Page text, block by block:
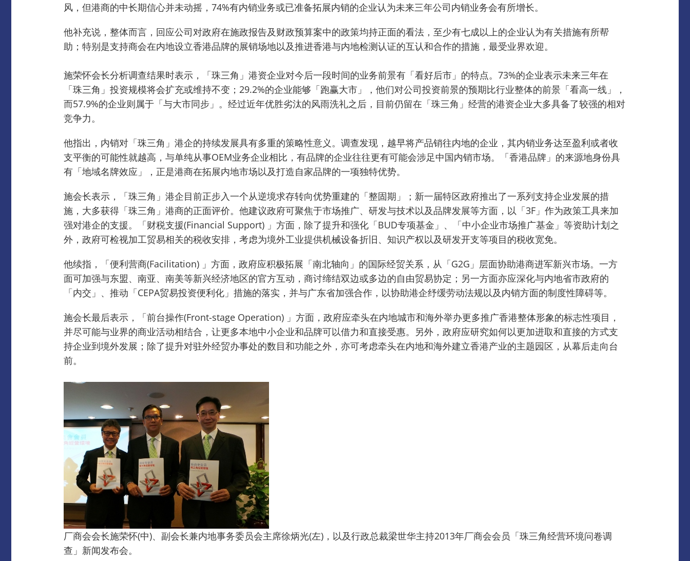
风，但港商的中长期信心并未动摇，74%有内销业务或已准备拓展内销的企业认为未来三年公司内销业务会有所增长。
他补充说，整体而言，回应公司对政府在施政报告及财政预算案中的政策均持正面的看法，至少有七成以上的企业认为有关措施有所帮
助；特别是支持商会在内地设立香港品牌的展销场地以及推进香港与内地检测认证的互认和合作的措施，最受业界欢迎。
施荣怀会长分析调查结果时表示，「珠三角」港资企业对今后一段时间的业务前景有「看好后市」的特点。 73%的企业表示未来三年在
「珠三角」投资规模将会扩充或维持不变；29.2%的企业能够「跑赢大市」，他们对公司投资前景的预期比行业整体的前景「看高一线」，
而57.9%的企业则属于「与大市同步」。 经过近年优胜劣汰的风雨洗礼之后，目前仍留在「珠三角」经营的港资企业大多具备了较强的相对
竞争力。
他指出，内销对「珠三角」港企的持续发展具有多重的策略性意义。 调查发现，越早将产品销往内地的企业，其内销业务达至盈利或者收
支平衡的可能性就越高，与单纯从事OEM业务企业相比，有品牌的企业往往更有可能会涉足中国内销市场。
「香港品牌」的来源地身份具
有「地域名牌效应」，正是港商在拓展内地市场以及打造自家品牌的一项独特优势。
施会长表示，「珠三角」港企目前正步入一个从逆境求存转向优势重建的「整固期」；新一届特区政府推出了一系列支持企业发展的措
施，大多获得「珠三角」港商的正面评价。 他建议政府可聚焦于市场推广、研发与技术以及品牌发展等方面，以「3F」作为政策工具来加
强对港企的支援。
「财税支援(Financial Support) 」方面，除了提升和强化「BUD专项基金」、「中小企业市场推广基金」等资助计划之
外，政府可检视加工贸易相关的税收安排，考虑为境外工业提供机械设备折旧、知识产权以及研发开支等项目的税收宽免。
他续指，「便利营商(Facilitation) 」方面，政府应积极拓展「南北轴向」的国际经贸关系，从「G2G」层面协助港商进军新兴市场。 一方
面可加强与东盟、南亚、南美等新兴经济地区的官方互动，商讨缔结双边或多边的自由贸易协定；另一方面亦应深化与内地省市政府的
「内交」、推动「CEPA贸易投资便利化」措施的落实，并与广东省加强合作，以协助港企纾缓劳动法规以及内销方面的制度性障碍等。
施会长最后表示，「前台操作(Front-stage Operation) 」方面，政府应牵头在内地城市和海外举办更多推广香港整体形象的标志性项目，
并尽可能与业界的商业活动相结合，让更多本地中小企业和品牌可以借力和直接受惠。 另外，政府应研究如何以更加进取和直接的方式支
持企业到境外发展；除了提升对驻外经贸办事处的数目和功能之外，亦可考虑牵头在内地和海外建立香港产业的主题园区，从幕后走向台
前。
厂商会会长施荣怀(中)、副会长兼内地事务委员会主席徐炳光(左)，以及行政总裁梁世华主持2013年厂商会会员「珠三角经营环境问卷调
查」新闻发布会。